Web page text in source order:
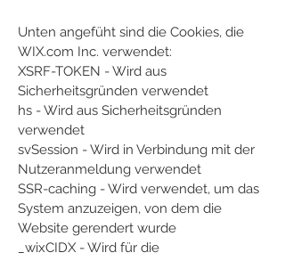
Unten angefüht sind die Cookies, die
WIX.com Inc. verwendet:
XSRF-TOKEN - Wird aus
Sicherheitsgründen verwendet
hs - Wird aus Sicherheitsgründen
verwendet
svSession - Wird in Verbindung mit der
Nutzeranmeldung verwendet
SSR-caching - Wird verwendet, um das
System anzuzeigen, von dem die
Website gerendert wurde
_wixCIDX - Wird für die